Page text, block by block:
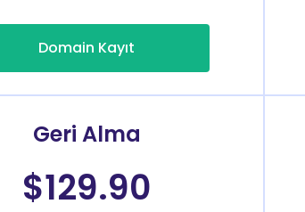
Domain Kayıt
Geri Alma
$129.90